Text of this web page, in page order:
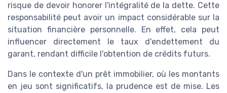
risque de devoir honorer l'intégralité de la dette. Cette
responsabilité peut avoir un impact considérable sur la
situation financière personnelle. En effet, cela peut
influencer directement le taux d'endettement du
garant, rendant difficile l'obtention de crédits futurs.
Dans le contexte d'un prêt immobilier, où les montants
en jeu sont significatifs, la prudence est de mise. Les